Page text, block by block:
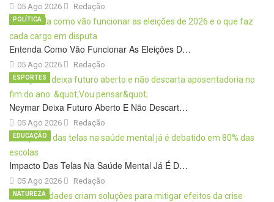
05 Ago 2026 Redação
Entenda Como Vão Funcionar As Eleições D…
05 Ago 2026
POLÍTICA
Redação
Neymar Deixa Futuro Aberto E Não Descart…
05 Ago 2026
ESPORTES
Redação
Impacto Das Telas Na Saúde Mental Já É D…
05 Ago 2026
EDUCAÇÃO
Redação
NATUREZA